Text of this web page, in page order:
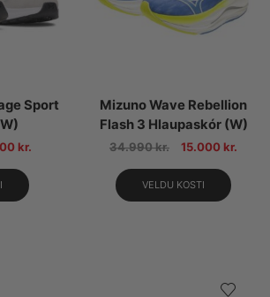
Sport
kr.
Mizuno Wave Rebellion
Flash 3 Hlaupaskór (W)
34.990kr. 15.000 kr.
VELDU KOSTI